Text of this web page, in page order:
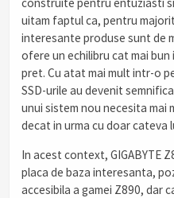
uitam faptul ca, pentru
interesante produse sunt de
ofere un echilibru cat mai
pret. Cu atat mai mult intr-o
SSD-urile au devenit
unui sistem nou necesita mai
decat in urma cu doar cateva
In acest context, GIGABYTE
placa de baza interesanta,
accesibila a gamei Z890, dar